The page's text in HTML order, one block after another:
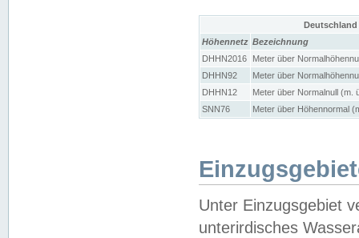
Höhennetz Bezeichnung
DHHN2016
Meter über
DHHN92
Meter über
DHHN12
Meter über Normalnull (m.
SNN76
Meter über Höhennormal
Unter Einzugsgebiet
unterirdisches